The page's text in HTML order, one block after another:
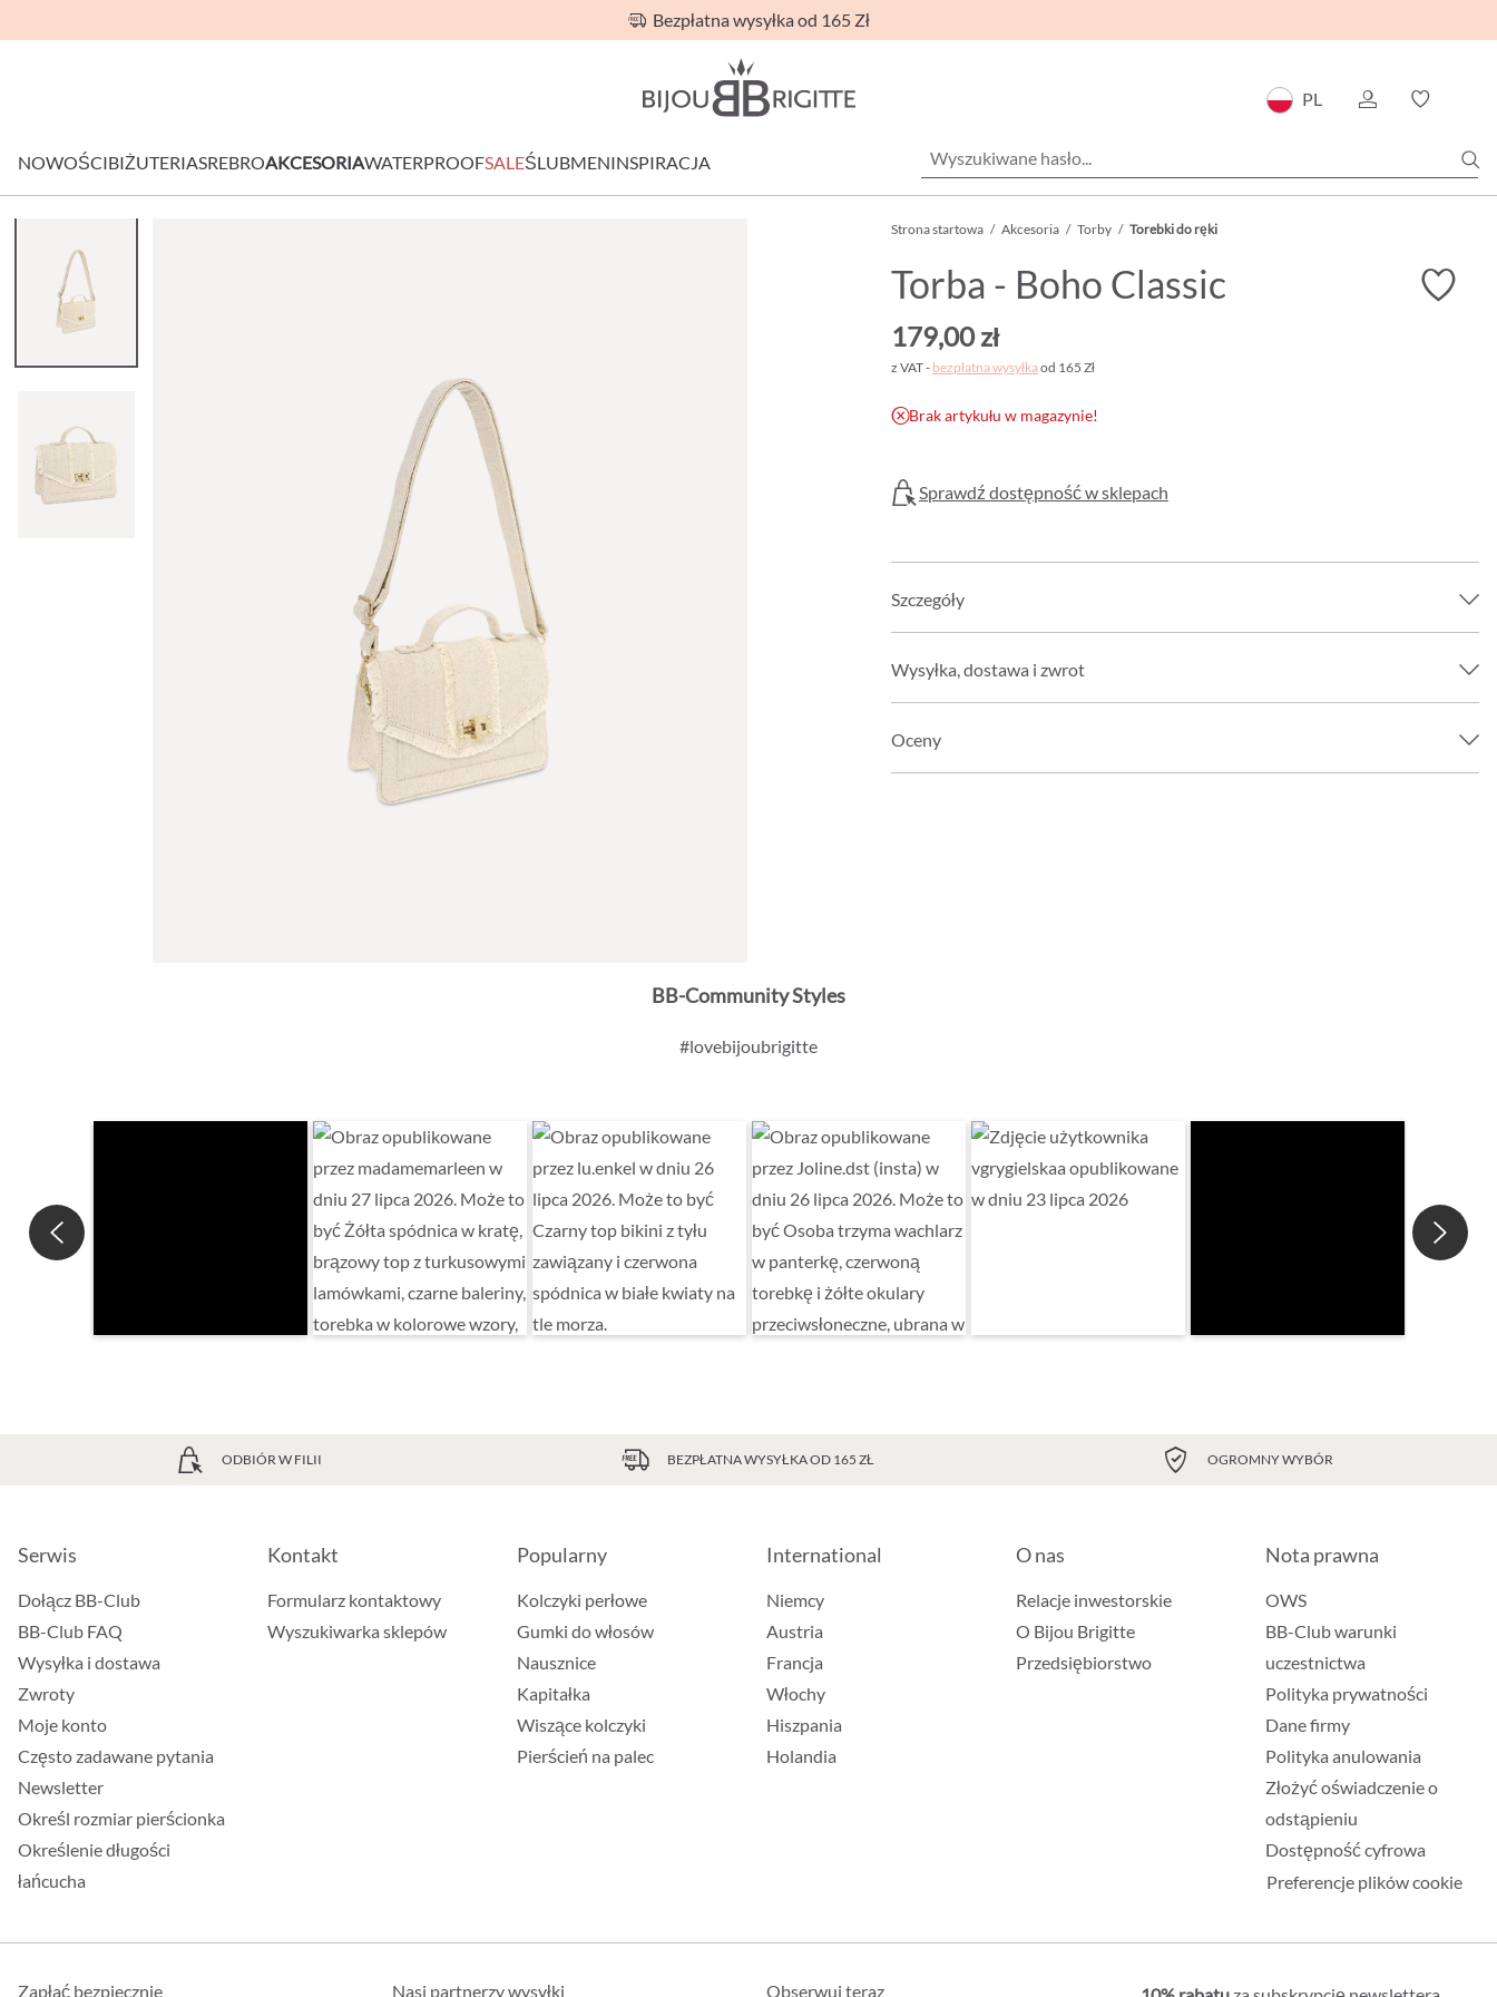
Bezpłatna wysyłka od 165 Zł
PL
NOWOŚCIBIŻUTERIASREBROAKCESORIAWATERPROOFSALEŚLUBMENINSPIRACJA
Strona startowa / Akcesoria / Torby / Torebki do ręki
Torba - Boho Classic
179,00 zł
z VAT - bezpłatna wysyłkaod 165 Zł
Brak artykułu w magazynie!
Sprawdź dostępność w sklepach
Szczegóły
Wysyłka, dostawa i zwrot
Oceny
BB-Community Styles
#lovebijoubrigitte
ODBIÓR W FILII BEZPŁATNA WYSYŁKA OD 165 ZŁ OGROMNY WYBÓR
Serwis
Dołącz BB-Club
BB-Club FAQ
Wysyłka i dostawa
Zwroty
Moje konto
Często zadawane pytania
Newsletter
Określ rozmiar pierścionka
Określenie długości
łańcucha
Kontakt
Formularz kontaktowy
Wyszukiwarka sklepów
Popularny
Kolczyki perłowe
Gumki do włosów
Nausznice
Kapitałka
Wiszące kolczyki
Pierścień na palec
International
Niemcy
Austria
Francja
Włochy
Hiszpania
Holandia
O nas
Relacje inwestorskie
O Bijou Brigitte
Przedsiębiorstwo
Nota prawna
OWS
BB-Club warunki
uczestnictwa
Polityka prywatności
Dane firmy
Polityka anulowania
Złożyć oświadczenie o
odstąpieniu
Dostępność cyfrowa
Preferencje plików cookie
Zapłać bezpiecznie Nasi partnerzy wysyłki Obserwuj teraz